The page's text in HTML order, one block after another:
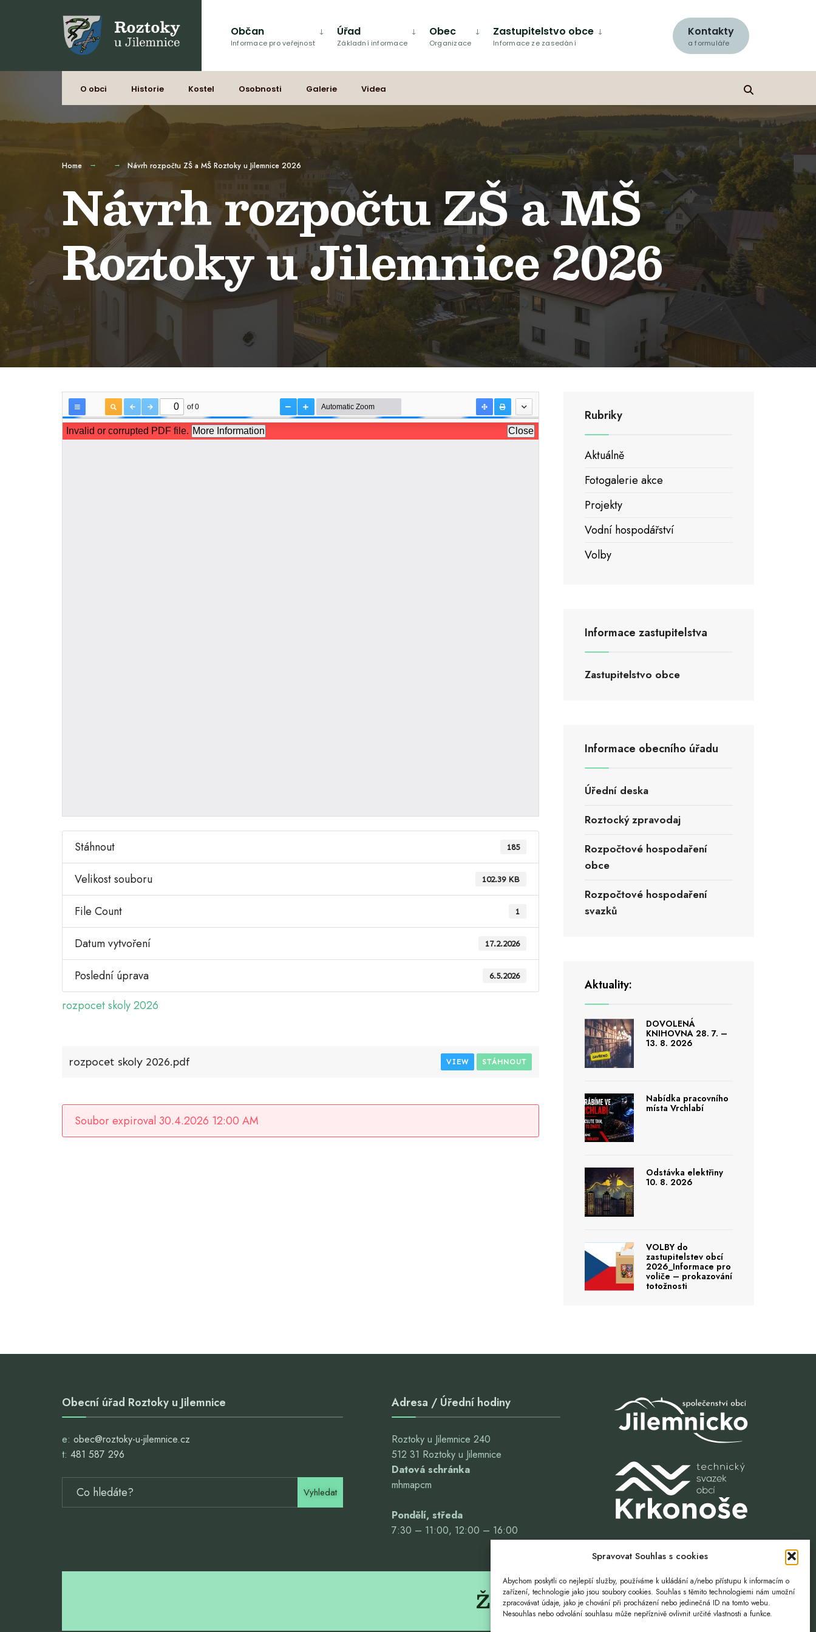
Spravovat Souhlas s cookies
Abychom poskytli co nejlepší služby, používáme k ukládání a/nebo přístupu k informacím o
zařízení, technologie jako jsou soubory cookies. Souhlas s těmito technologiemi nám umožní
zpracovávat údaje, jako je chování při procházení nebo jedinečná ID na tomto webu.
Nesouhlas nebo odvolání souhlasu může nepříznivě ovlivnit určité vlastnosti a funkce.
Kontakty
a formuláře
Občan
Informace pro veřejnost
Úřad
Základní informace
Obec
Organizace
Zastupitelstvo obce
Informace ze zasedání
O obci Historie Kostel Osobnosti Galerie Videa
Home Návrh rozpočtu ZŠ a MŠ Roztoky u Jilemnice 2026
Návrh rozpočtu ZŠ a MŠ
Roztoky u Jilemnice 2026
Stáhnout 185
Velikost souboru 102.39 KB
File Count 1
Datum vytvoření 17.2.2026
Poslední úprava 6.5.2026
rozpocet skoly 2026
rozpocet skoly 2026.pdf VIEW STÁHNOUT
Soubor expiroval 30.4.2026 12:00 AM
Rubriky
Aktuálně
Fotogalerie akce
Projekty
Vodní hospodářství
Volby
Informace zastupitelstva
Zastupitelstvo obce
Informace obecního úřadu
Úřední deska
Roztocký zpravodaj
Rozpočtové hospodaření
obce
Rozpočtové hospodaření
svazků
Aktuality:
DOVOLENÁ
KNIHOVNA 28. 7. –
13. 8. 2026
Nabídka pracovního
místa Vrchlabí
Odstávka elektřiny
10. 8. 2026
VOLBY do
zastupitelstev obcí
2026_Informace pro
voliče – prokazování
totožnosti
Obecní úřad Roztoky u Jilemnice
e: obec@roztoky-u-jilemnice.cz
t: 481 587 296
Vyhledat
Adresa / Úřední hodiny
Roztoky u Jilemnice 240
512 31 Roztoky u Jilemnice
Datová schránka
mhmapcm
Pondělí, středa
7:30 – 11:00, 12:00 – 16:00
Život. Volnost. Příležitost.